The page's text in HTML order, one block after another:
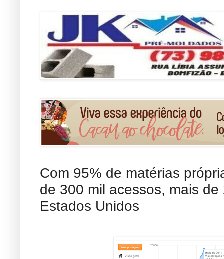
Com 95% de matérias
de 300 mil acessos, mais
Estados Unidos